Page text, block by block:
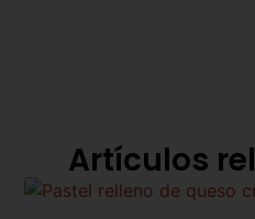
Artículos